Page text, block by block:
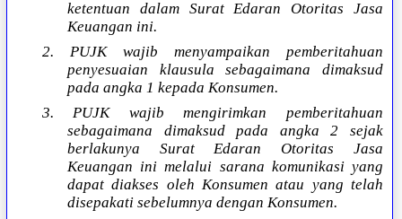
ketentuan dalam Surat Edaran Otoritas Jasa
Keuangan ini.
2. PUJK wajib menyampaikan pemberitahuan
penyesuaian klausula sebagaimana dimaksud
pada angka 1 kepada Konsumen.
3. PUJK wajib mengirimkan pemberitahuan
sebagaimana dimaksud pada angka 2 sejak
berlakunya Surat Edaran Otoritas Jasa
Keuangan ini melalui sarana komunikasi yang
dapat diakses oleh Konsumen atau yang telah
disepakati sebelumnya dengan Konsumen.